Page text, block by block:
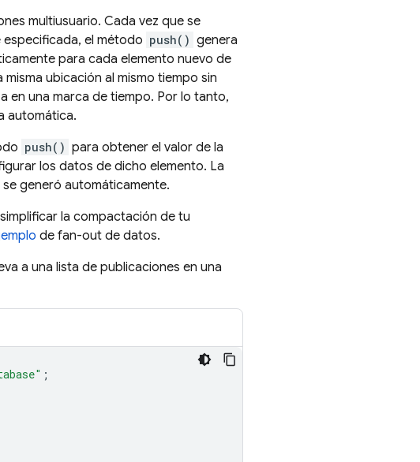
multiusuario. Cada vez que se
el método push() genera
para cada elemento nuevo de
ubicación al mismo tiempo sin
en una marca de tiempo. Por lo tanto,
automática.
push() para obtener el valor de la
los datos de dicho elemento. La
generó automáticamente.
la compactación de tu
de fan-out de datos.
a una lista de publicaciones en una
;